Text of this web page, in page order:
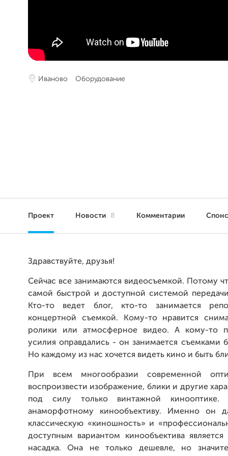
Иваново Оборудование
Проект Новости 8 Комментарии
Здравствуйте, друзья!
Сейчас все занимаются видеосъемкой. Потому
самой быстрой и доступной системой
Кто-то ведет блог, кто-то занимается
концертной съемкой. Кому-то нравится
ролики или атмосферное видео. А кому-то
усилия оправдались - он занимается съемками
Но каждому из нас хочется видеть кино и быть
При всем многообразии современной
воспроизвести изображение, блики и другие
под силу только винтажной кинооптике.
анаморфотному кинообъективу. Именно он
классическую «киношность» и
доступным вариантом кинообъектива
насадка. Она не только дешевле, но